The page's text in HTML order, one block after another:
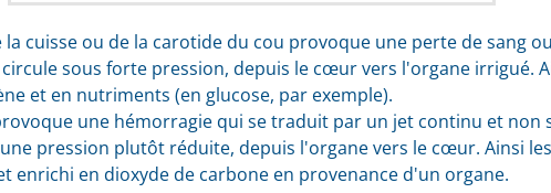
cuisse ou de la carotide du cou provoque une perte de sang
circule sous forte pression, depuis le cœur vers l'organe irrigué.
et en nutriments (en glucose, par exemple).
une hémorragie qui se traduit par un jet continu et non
pression plutôt réduite, depuis l'organe vers le cœur. Ainsi
enrichi en dioxyde de carbone en provenance d'un organe.